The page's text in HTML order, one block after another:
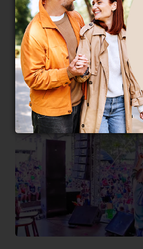
Comentar